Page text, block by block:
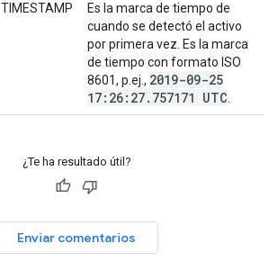
TIMESTAMP
Es la marca de tiempo de
cuando se detectó el activo
por primera vez. Es la marca
de tiempo con formato ISO
8601, p.ej., 2019-09-25
17:26:27. 757171 UTC
¿Te ha resultado útil?
Enviar comentarios